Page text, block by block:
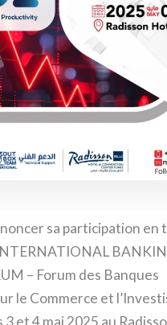
sa participation en
– Forum des Banques
le Commerce et
3 et 4 mai 2025 au